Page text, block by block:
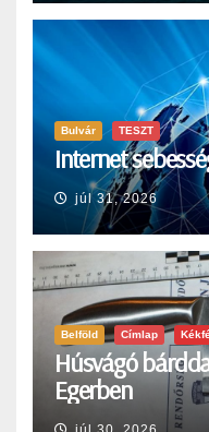
Bulvár TESZT
Internet
júl 31, 2026
Belföld Címlap
Húsvágó
Egerben